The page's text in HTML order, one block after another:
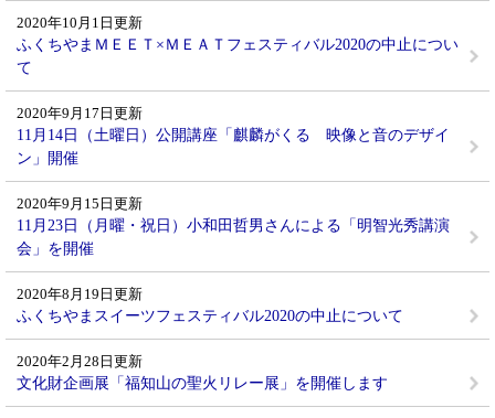
2020年10月1日更新
ふくちやまＭＥＥＴ×ＭＥＡＴフェスティバル2020の中止につい
て
2020年9月17日更新
11月14日（土曜日）公開講座「麒麟がくる 映像と音のデザイ
ン」開催
2020年9月15日更新
11月23日（月曜・祝日）小和田哲男さんによる「明智光秀講演
会」を開催
2020年8月19日更新
ふくちやまスイーツフェスティバル2020の中止について
2020年2月28日更新
文化財企画展「福知山の聖火リレー展」を開催します